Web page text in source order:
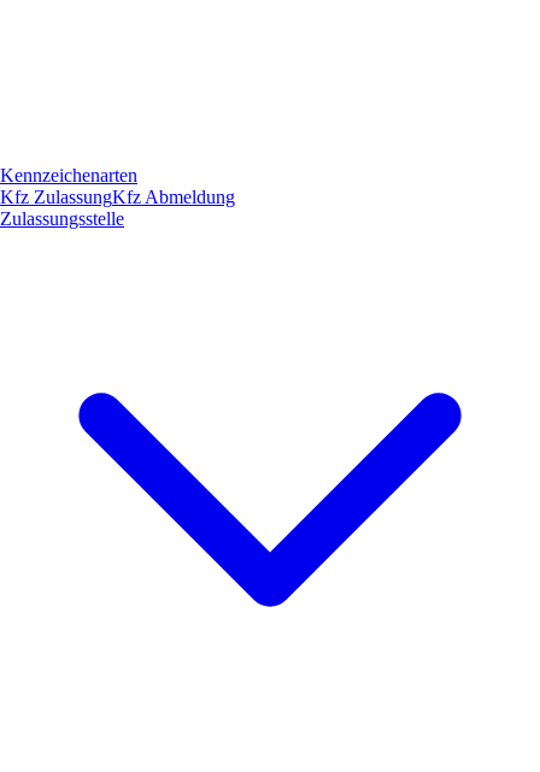
Kennzeichenarten
Kfz ZulassungKfz Abmeldung
Zulassungsstelle